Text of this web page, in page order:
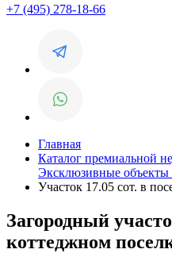
+7 (495) 278-18-66
Главная
Каталог премиальной
Эксклюзивные
Участок 17.05 сот. в
Загородный
коттеджном